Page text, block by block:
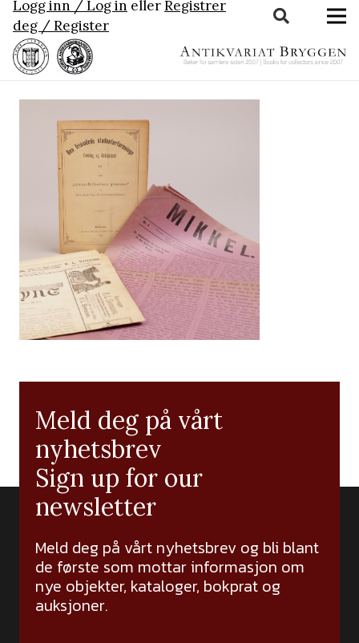
Logg inn / Log in ellerRegistrer
deg / Register
Meld deg på vårt
nyhetsbrev
Sign up for our
newsletter
Meld deg på vårt nyhetsbrev og bli blant
de første som mottar informasjon om
nye objekter, kataloger, bokprat og
auksjoner.